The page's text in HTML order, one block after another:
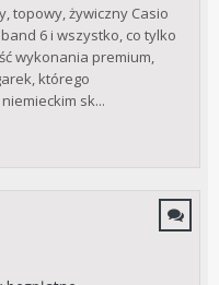
topowy, żywiczny Casio
6 i wszystko, co tylko
wykonania premium,
którego
sk...